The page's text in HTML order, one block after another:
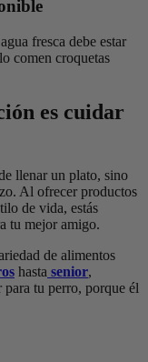
fresca debe estar
comen croquetas
es cuidar
llenar un plato, sino
Al ofrecer productos
de vida, estás
tu mejor amigo.
de alimentos
hasta senior,
tu perro, porque él